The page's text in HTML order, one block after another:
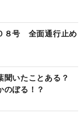
８号 全面通行止め
聞いたことある？
のぼる！？